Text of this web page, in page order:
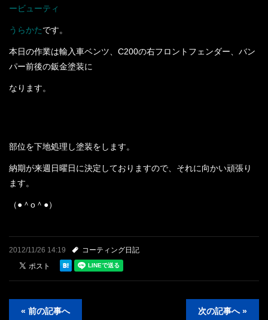
コーティングギャラリー
ービューティ
うらかたです。
本日の作業は輸入車ベンツ、C200の右フロントフェンダー、バン
パー前後の鈑金塗装に
なります。
部位を下地処理し塗装をします。
納期が来週日曜日に決定しておりますので、それに向かい頑張り
ます。
（●＾o＾●）
2012/11/26 14:19 コーティング日記
« 前の記事へ 次の記事へ »